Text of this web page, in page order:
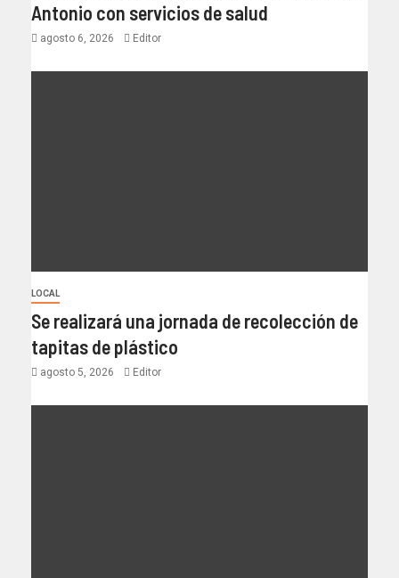
Antonio con servicios de salud
agosto 6, 2026 Editor
LOCAL
Se realizará una jornada de recolección de
tapitas de plástico
agosto 5, 2026 Editor